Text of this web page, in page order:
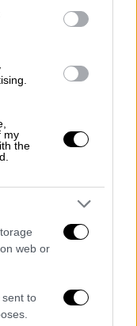
my
the
web or
to
της
στο
Κίνημα
τοΚίνημα
άλλων
την
και ενίσχυση
Η εμπειρία